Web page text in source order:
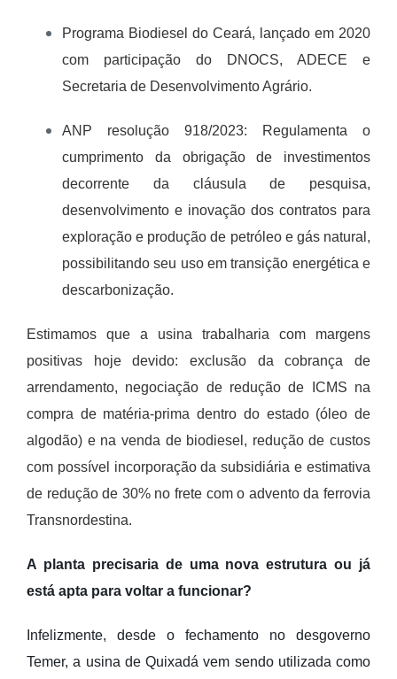
Programa Biodiesel do Ceará, lançado em 2020
com participação do DNOCS, ADECE e
Secretaria de Desenvolvimento Agrário.
ANP resolução 918/2023: Regulamenta o
cumprimento da obrigação de investimentos
decorrente da cláusula de pesquisa,
desenvolvimento e inovação dos contratos para
exploração e produção de petróleo e gás natural,
possibilitando seu uso em transição energética e
descarbonização.
Estimamos que a usina trabalharia com margens
positivas hoje devido: exclusão da cobrança de
arrendamento, negociação de redução de ICMS na
compra de matéria-prima dentro do estado (óleo de
algodão) e na venda de biodiesel, redução de custos
com possível incorporação da subsidiária e estimativa
de redução de 30% no frete com o advento da ferrovia
Transnordestina.
A planta precisaria de uma nova estrutura ou já
está apta para voltar a funcionar?
Infelizmente, desde o fechamento no desgoverno
Temer, a usina de Quixadá vem sendo utilizada como